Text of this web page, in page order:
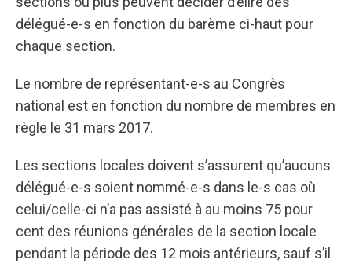
délégué-e-s en fonction du barème ci-haut pour
chaque section.
Le nombre de représentant-e-s au Congrès
national est en fonction du nombre de membres en
règle le 31 mars 2017.
Les sections locales doivent s’assurent qu’aucuns
délégué-e-s soient nommé-e-s dans le-s cas où
celui/celle-ci n’a pas assisté à au moins 75 pour
cent des réunions générales de la section locale
pendant la période des 12 mois antérieurs, sauf s’il